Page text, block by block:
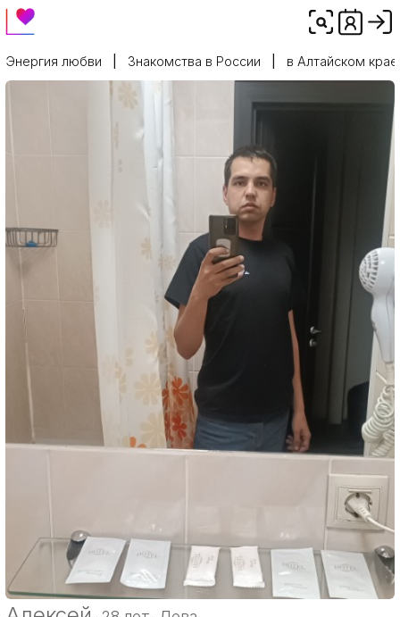
Энергия любви Знакомства в России в Алтайском крае